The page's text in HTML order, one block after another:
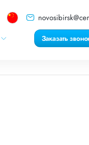
Заказать